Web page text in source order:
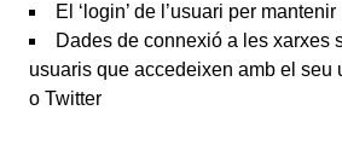
El ‘login’ de l’usuari per
Dades de connexió a les xarxes
usuaris que accedeixen amb el seu
o Twitter